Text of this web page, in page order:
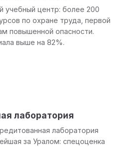
учебный центр: более 200
по охране труда, первой
повышенной опасности.
выше на 82%.
лаборатория
лаборатория
за Уралом: спецоценка